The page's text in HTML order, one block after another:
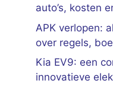
auto’s, kosten
APK verlopen:
over regels,
Kia EV9: een
innovatieve